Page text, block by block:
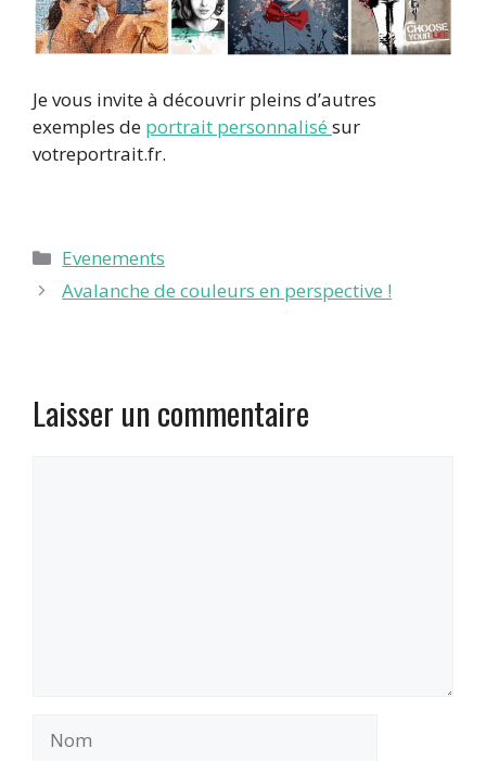
Je vous invite à découvrir pleins d’autres
exemples de portrait personnalisé sur
votreportrait.fr.
Catégories
Evenements
Avalanche de couleurs en perspective !
Laisser un commentaire